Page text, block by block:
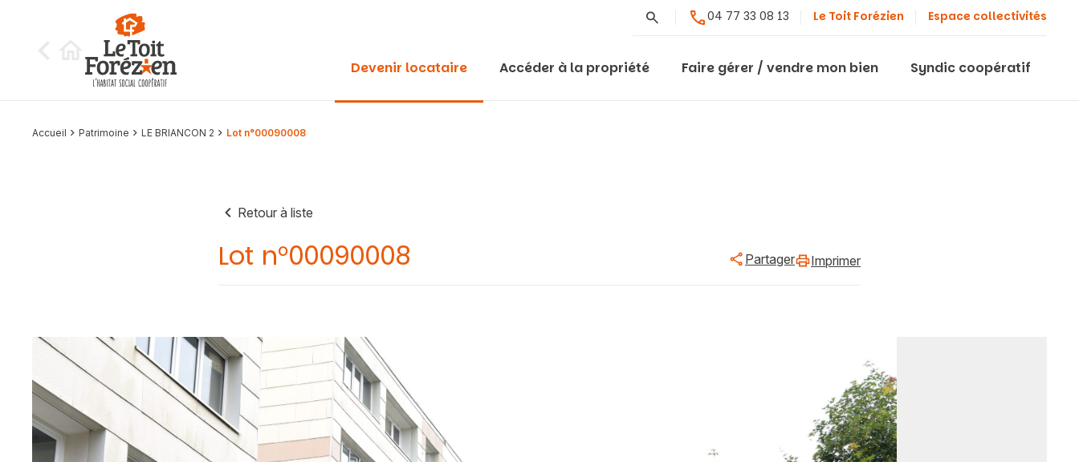
Rechercher04 77 33 08 13 Le Toit Forézien Espace collectivités
Devenir locataire Accéder à la propriété Faire gérer / vendre mon bien Syndic coopératif
Accueil Patrimoine LE BRIANCON 2 Lot n°00090008
Retour à liste
Lot n°00090008 Partager Imprimer